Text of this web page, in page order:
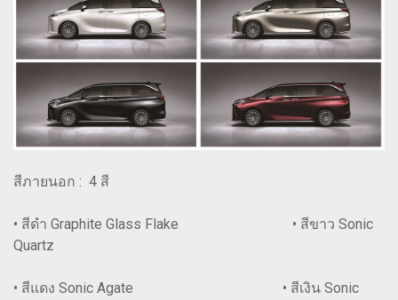
สีภายนอก : 4 สี
• สีดำ Graphite Glass Flake • สีขาว Sonic
Quartz
• สีแดง Sonic Agate • สีเงิน Sonic